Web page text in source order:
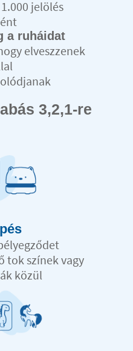
jelölés
a ruháidat
elveszzenek
3,2,1-re
tok színek vagy
közül